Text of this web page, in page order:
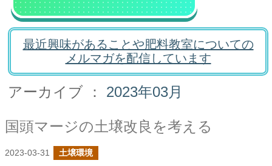
最近興味があることや肥料教室についての
メルマガを配信しています
アーカイブ ： 2023年03月
国頭マージの土壌改良を考える
2023-03-31 土壌環境